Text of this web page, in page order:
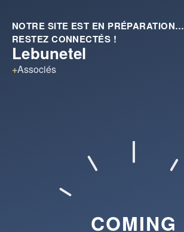
NOTRE SITE EST EN PRÉPARATION…
RESTEZ CONNECTÉS !
Lebunetel
+Associés
COMING